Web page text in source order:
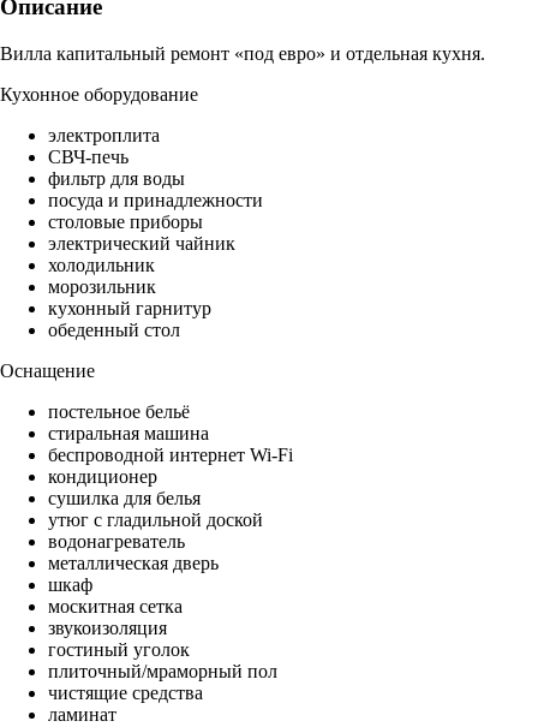
Описание
Вилла капитальный ремонт «под евро» и отдельная кухня.
Кухонное оборудование
электроплита
СВЧ-печь
фильтр для воды
посуда и принадлежности
столовые приборы
электрический чайник
холодильник
морозильник
кухонный гарнитур
обеденный стол
Оснащение
постельное бельё
стиральная машина
беспроводной интернет Wi-Fi
кондиционер
сушилка для белья
утюг с гладильной доской
водонагреватель
металлическая дверь
шкаф
москитная сетка
звукоизоляция
гостиный уголок
плиточный/мраморный пол
чистящие средства
ламинат